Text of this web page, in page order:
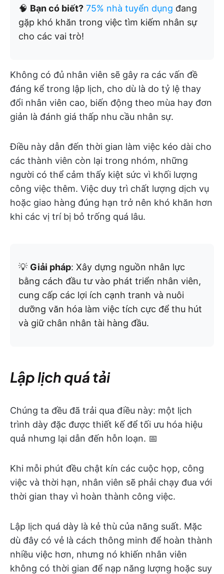
🧠 Bạn có biết? 75% nhà tuyển dụng đang
gặp khó khăn trong việc tìm kiếm nhân sự
cho các vai trò!
Không có đủ nhân viên sẽ gây ra các vấn đề
đáng kể trong lập lịch, cho dù là do tỷ lệ thay
đổi nhân viên cao, biến động theo mùa hay đơn
giản là đánh giá thấp nhu cầu nhân sự.
Điều này dẫn đến thời gian làm việc kéo dài cho
các thành viên còn lại trong nhóm, những
người có thể cảm thấy kiệt sức vì khối lượng
công việc thêm. Việc duy trì chất lượng dịch vụ
hoặc giao hàng đúng hạn trở nên khó khăn hơn
khi các vị trí bị bỏ trống quá lâu.
💡 Giải pháp: Xây dựng nguồn nhân lực
bằng cách đầu tư vào phát triển nhân viên,
cung cấp các lợi ích cạnh tranh và nuôi
dưỡng văn hóa làm việc tích cực để thu hút
và giữ chân nhân tài hàng đầu.
Lập lịch quá tải
Chúng ta đều đã trải qua điều này: một lịch
trình dày đặc được thiết kế để tối ưu hóa hiệu
quả nhưng lại dẫn đến hỗn loạn. 📅
Khi mỗi phút đều chật kín các cuộc họp, công
việc và thời hạn, nhân viên sẽ phải chạy đua với
thời gian thay vì hoàn thành công việc.
Lập lịch quá dày là kẻ thù của năng suất. Mặc
dù đây có vẻ là cách thông minh để hoàn thành
nhiều việc hơn, nhưng nó khiến nhân viên
không có thời gian để nạp năng lượng hoặc suy